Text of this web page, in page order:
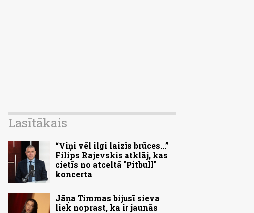
Lasītākais
“Viņi vēl ilgi laizīs brūces...”
Filips Rajevskis atklāj, kas
cietīs no atceltā "Pitbull"
koncerta
Jāņa Timmas bijusī sieva
liek noprast, ka ir jaunās